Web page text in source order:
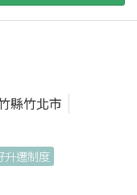
縣竹北市
升遷制度